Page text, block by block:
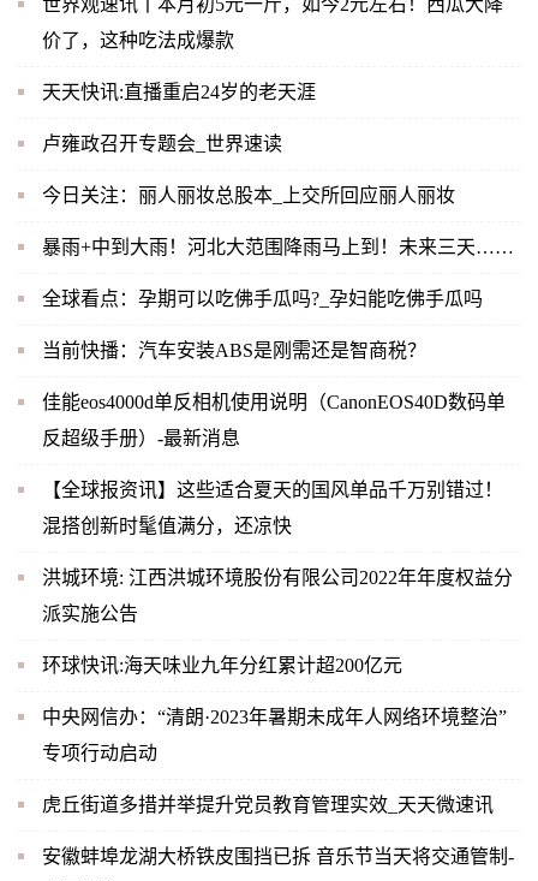
世界观速讯丨本月初5元一斤，如今2元左右！西瓜大降
价了，这种吃法成爆款
天天快讯:直播重启24岁的老天涯
卢雍政召开专题会_世界速读
今日关注：丽人丽妆总股本_上交所回应丽人丽妆
暴雨+中到大雨！河北大范围降雨马上到！未来三天……
全球看点：孕期可以吃佛手瓜吗?_孕妇能吃佛手瓜吗
当前快播：汽车安装ABS是刚需还是智商税？
佳能eos4000d单反相机使用说明（CanonEOS40D数码单
反超级手册）-最新消息
【全球报资讯】这些适合夏天的国风单品千万别错过！
混搭创新时髦值满分，还凉快
洪城环境: 江西洪城环境股份有限公司2022年年度权益分
派实施公告
环球快讯:海天味业九年分红累计超200亿元
中央网信办：“清朗·2023年暑期未成年人网络环境整治”
专项行动启动
虎丘街道多措并举提升党员教育管理实效_天天微速讯
安徽蚌埠龙湖大桥铁皮围挡已拆 音乐节当天将交通管制-